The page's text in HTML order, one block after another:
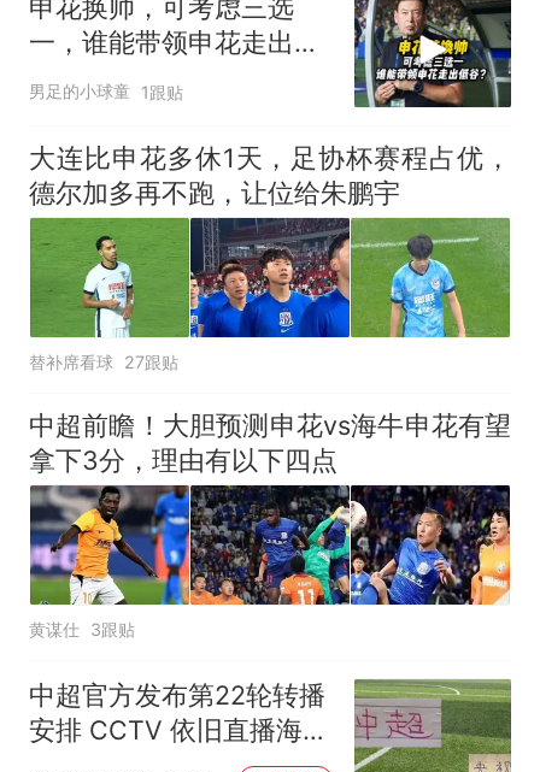
申花换帅，可考虑三选
一，谁能带领申花走出低
谷？
男足的小球童 1跟贴
大连比申花多休1天，足协杯赛程占优，
德尔加多再不跑，让位给朱鹏宇
替补席看球 27跟贴
中超前瞻！大胆预测申花vs海牛申花有望
拿下3分，理由有以下四点
黄谋仕 3跟贴
中超官方发布第22轮转播
安排 CCTV 依旧直播海港
还有北京国安比赛